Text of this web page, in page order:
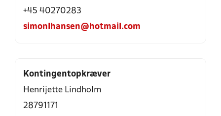
+45 40270283
simonlhansen@hotmail.com
Kontingentopkræver
Henrijette Lindholm
28791171